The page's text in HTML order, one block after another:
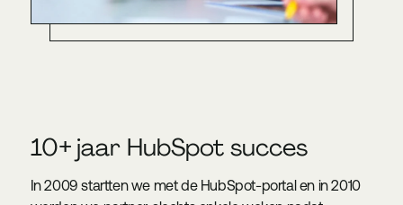
10+ jaar HubSpot succes
In 2009 startten we met de HubSpot-portal en in 2010